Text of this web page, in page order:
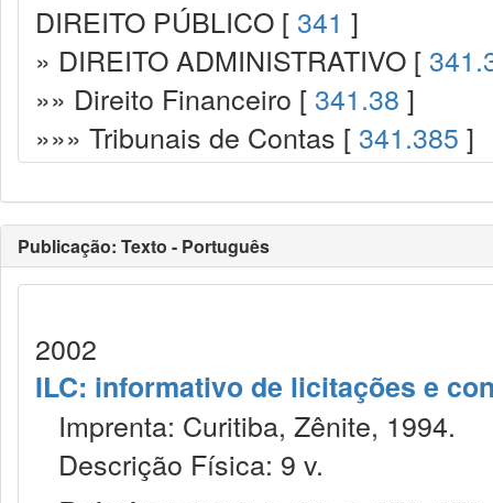
DIREITO PÚBLICO [ 341 ]
» DIREITO ADMINISTRATIVO [
»» Direito Financeiro [ 341.38 ]
»»» Tribunais de Contas [ 341.385 ]
Publicação: Texto - Português
2002
ILC: informativo de licitações e
Imprenta: Curitiba, Zênite, 1994.
Descrição Física: 9 v.